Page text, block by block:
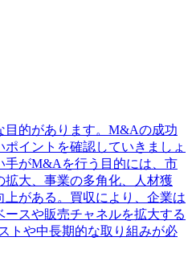
目的があります。M&Aの成功
イントを確認していきましょ
手がM&Aを行う目的には、市
大、事業の多角化、人材獲
がある。買収により、企業は
スや販売チャネルを拡大する
トや中長期的な取り組みが必